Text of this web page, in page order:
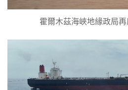
霍爾木茲海峽地緣政局